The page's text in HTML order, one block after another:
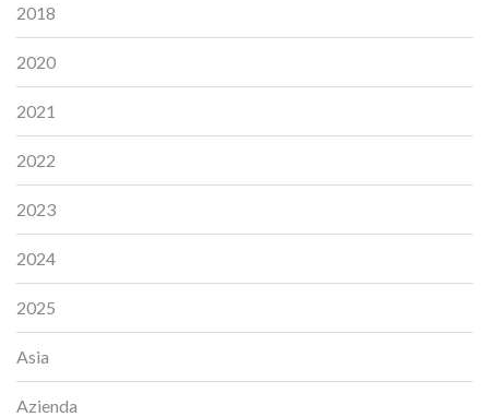
2018
2020
2021
2022
2023
2024
2025
Asia
Azienda